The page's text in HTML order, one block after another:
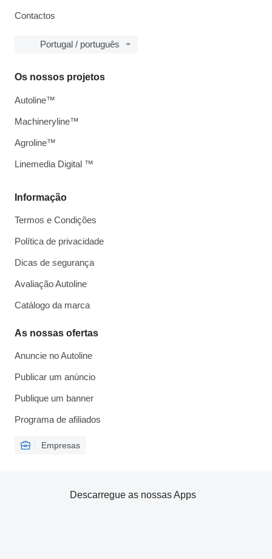
Contactos
Portugal / português
Informação
Termos e Condições
Política de privacidade
Dicas de segurança
Avaliação Autoline
Catálogo da marca
As nossas ofertas
Anuncie no Autoline
Publicar um anúncio
Publique um banner
Programa de afiliados
Empresas
Os nossos projetos
Autoline™
Machineryline™
Agroline™
Linemedia Digital ™
Descarregue as nossas Apps